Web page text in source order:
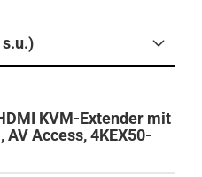
KVM-Extender mit
Access, 4KEX50-